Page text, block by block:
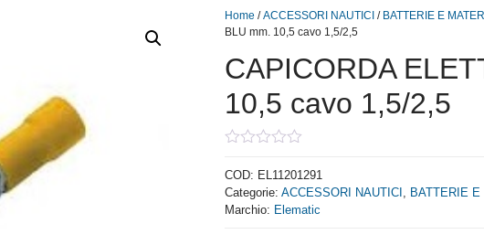
Home /ACCESSORI NAUTICI / BATTERIE E
BLU mm. 10,5 cavo 1,5/2,5
CAPICORDA
10,5 cavo 1,5/2,5
out
of
5
COD: EL11201291
Categorie:ACCESSORI NAUTICI , BATTERIE
Marchio: Elematic